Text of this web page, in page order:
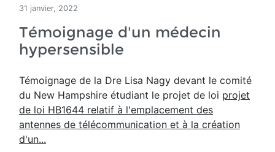
31 janvier, 2022
Témoignage d'un médecin
hypersensible
Témoignage de la Dre Lisa Nagy devant le comité
du New Hampshire étudiant le projet de loi projet
de loi HB1644 relatif à l'emplacement des
antennes de télécommunication et à la création
d'un...